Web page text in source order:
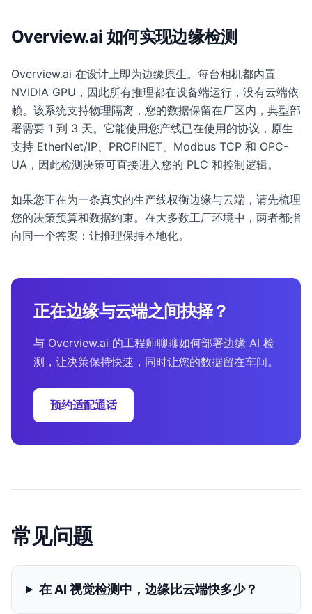
Overview.ai 如何实现边缘检测
Overview.ai 在设计上即为边缘原生。每台相机都内置
NVIDIA GPU，因此所有推理都在设备端运行，没有云端依
赖。该系统支持物理隔离，您的数据保留在厂区内，典型部
署需要 1 到 3 天。它能使用您产线已在使用的协议，原生
支持 EtherNet/IP、PROFINET、Modbus TCP 和 OPC-
UA，因此检测决策可直接进入您的 PLC 和控制逻辑。
如果您正在为一条真实的生产线权衡边缘与云端，请先梳理
您的决策预算和数据约束。在大多数工厂环境中，两者都指
向同一个答案：让推理保持本地化。
正在边缘与云端之间抉择？
与 Overview.ai 的工程师聊聊如何部署边缘 AI 检
测，让决策保持快速，同时让您的数据留在车间。
预约适配通话
常见问题
在 AI 视觉检测中，边缘比云端快多少？